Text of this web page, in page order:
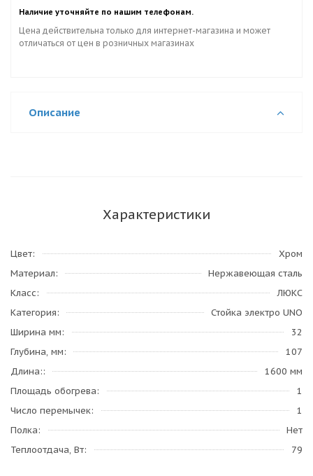
Наличие уточняйте по нашим телефонам.
Цена действительна только для интернет-магазина и может
отличаться от цен в розничных магазинах
Описание
Характеристики
Цвет
Хром
Материал
Нержавеющая сталь
Класс
ЛЮКС
Категория
Стойка электро UNO
Ширина мм
32
Глубина, мм
107
Длина:
1600 мм
Площадь обогрева
1
Число перемычек
1
Полка
Нет
Теплоотдача, Вт
79